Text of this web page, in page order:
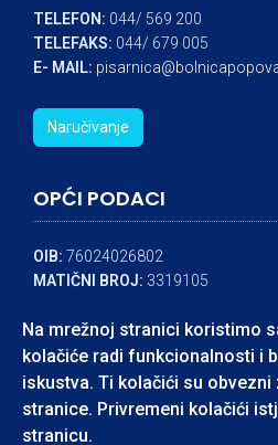
TELEFON: 044/ 569 200
TELEFAKS: 044/ 679 005
E- MAIL:
Naručivanje
OPĆI PODACI
OIB: 76024026802
MATIČNI BROJ: 3319105
BANKA:RAIFFEISEN BANK
Na mrežnoj stranici koristimo
kolačiće radi funkcionalnosti i
iskustva. Ti kolačići su
stranice. Privremeni kolačići
stranicu.